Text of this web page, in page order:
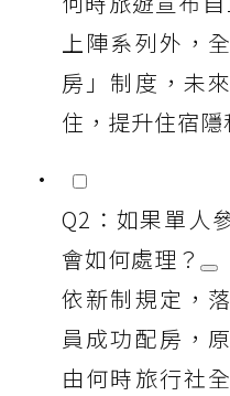
上陣系列外，
房」制度，未
住，提升住宿隱
Q2：如果單人
會如何處理？
依新制規定，
員成功配房，
由何時旅行社